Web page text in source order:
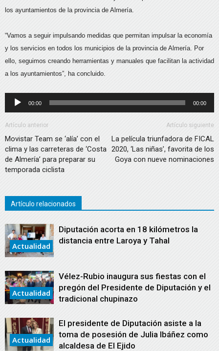
los ayuntamientos de la provincia de Almería.
“Vamos a seguir impulsando medidas que permitan impulsar la economía
y los servicios en todos los municipios de la provincia de Almería. Por
ello, seguimos creando herramientas y manuales que facilitan la actividad
a los ayuntamientos”, ha concluido.
Reproductor
de
audio
00:00 00:00
Artículo anterior
Movistar Team se ‘alía’ con el
clima y las carreteras de ‘Costa
de Almería’ para preparar su
temporada ciclista
Artículo siguiente
La película triunfadora de FICAL
2020, ‘Las niñas’, favorita de los
Goya con nueve nominaciones
Artículo relacionados
Actualidad
Diputación acorta en 18 kilómetros la
distancia entre Laroya y Tahal
Actualidad
Vélez-Rubio inaugura sus fiestas con el
pregón del Presidente de Diputación y el
tradicional chupinazo
Actualidad
El presidente de Diputación asiste a la
toma de posesión de Julia Ibáñez como
alcaldesa de El Ejido